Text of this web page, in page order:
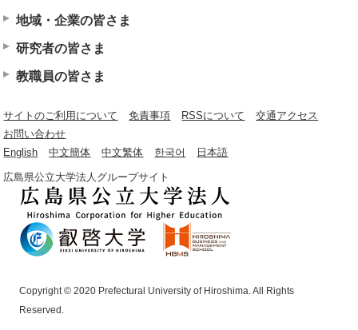
地域・企業の皆さま
研究者の皆さま
教職員の皆さま
サイトのご利用について 免責事項 RSSについて
交通アクセス
お問い合わせ
English
中文簡体 中文繁体 한국어 日本語
広島県公立大学法人グループサイト
Copyright © 2020 Prefectural University of Hiroshima. All Rights
Reserved.